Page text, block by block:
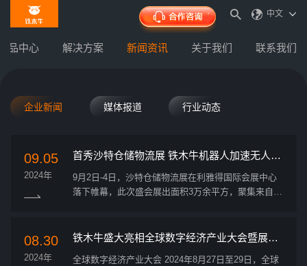
品中心 解决方案 新闻资讯 关于我们 联系我们
中文
企业新闻 媒体报道 行业动态
09.05
2024年
首秀沙特仓储物流展 铁木牛机器人加速无人物
9月2日-4日，沙特仓储物流展在利雅得国际会展中心
落下帷幕，此次盛会展出面积3万余平方，聚集来自全
展会，...
08.30
2024年
铁木牛盛大亮相全球数字经济产业大会暨展览
会
全球数字经济产业大会 2024年8月27日至29日，全球